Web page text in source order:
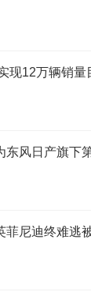
现12万辆销
东风日产旗下
尼迪终难逃